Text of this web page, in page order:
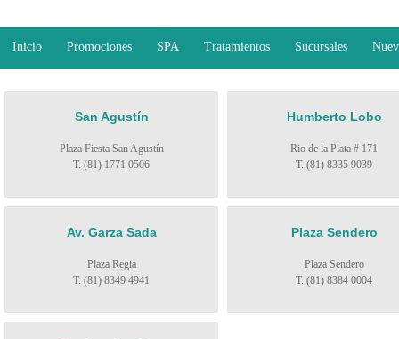
Inicio Promociones SPA Tratamientos Sucursales
San Agustín
Plaza Fiesta San Agustín
T. (81) 1771 0506
Humberto Lobo
Rio de la Plata # 171
T. (81) 8335 9039
Av. Garza Sada
Plaza Regia
T. (81) 8349 4941
Plaza Sendero
Plaza Sendero
T. (81) 8384 0004